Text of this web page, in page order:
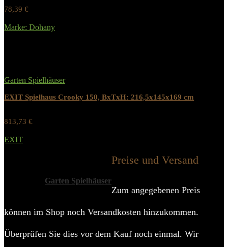
78,39 €
Marke: Dohany
Garten Spielhäuser
EXIT Spielhaus Crooky 150, BxTxH: 216,5x145x169 cm
813,73 €
EXIT
Garten Spielhäuser
Preise und Versand
Zum angegebenen Preis
können im Shop noch Versandkosten hinzukommen.
Überprüfen Sie dies vor dem Kauf noch einmal. Wir